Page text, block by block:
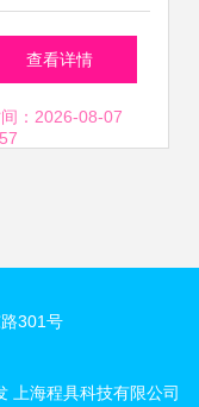
浪潮，引领智能
生活新纪元
查看详情
：2026-08-07
301号
上海程具科技有限公司